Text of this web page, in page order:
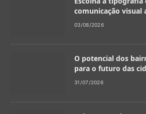
comunicação visual
03/08/2026
O potencial dos
para o futuro das
31/07/2026